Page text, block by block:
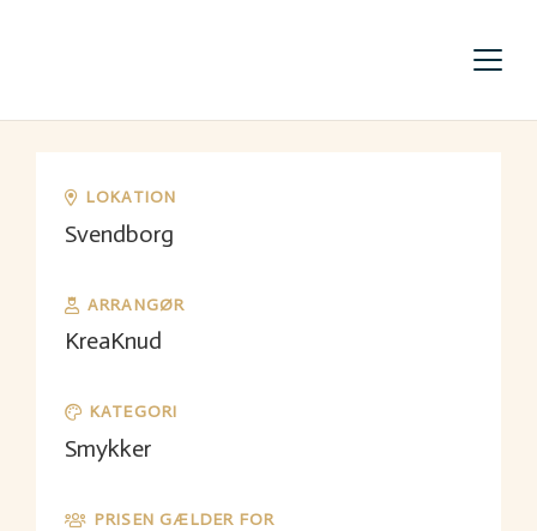
LOKATION
Svendborg
ARRANGØR
KreaKnud
KATEGORI
Smykker
PRISEN GÆLDER FOR